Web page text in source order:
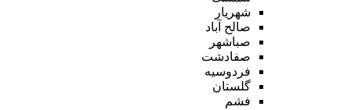
شهریار
صالح آباد
صباشهر
صفادشت
فردوسیه
گلستان
فشم